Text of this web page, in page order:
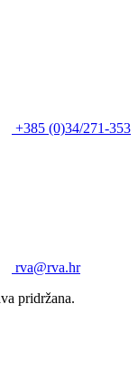
+385 (0)34/271-353
rva@rva.hr
pridržana.